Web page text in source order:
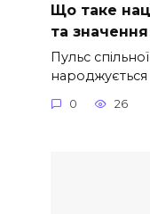
Що таке
та значення
Пульс
народжується
0 26